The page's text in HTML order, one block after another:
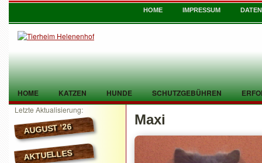
HOME IMPRESSUM
HOME KATZEN HUNDE SCHUTZGEBÜHREN
TIER GEFUNDEN KONTAKT
Letzte Aktualisierung:
AUGUST ’26
AKTUELLES
Maxi